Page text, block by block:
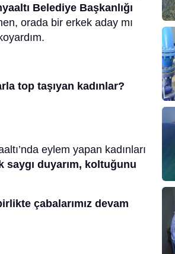
Belediye Başkanlığı
orada bir erkek aday mı
top taşıyan kadınlar?
eylem yapan kadınları
saygı duyarım, koltuğunu
çabalarımız devam